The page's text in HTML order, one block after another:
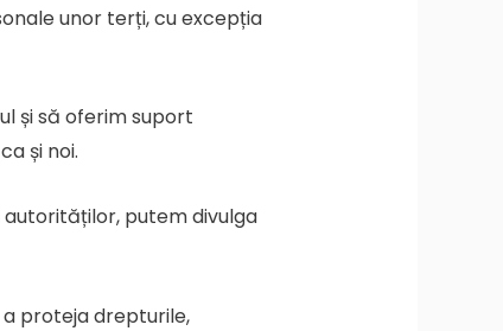
unor terți, cu excepția
și să oferim suport
și noi.
putem divulga
proteja drepturile,